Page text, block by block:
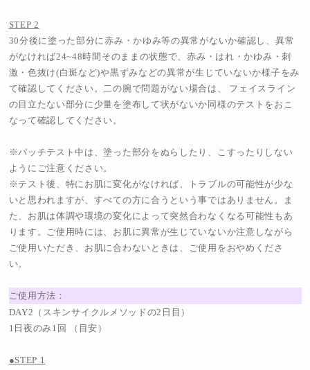
STEP 2
30分後に塗った部分に赤み・かゆみ等の異常がないか確認し、異常
がなければ24~48時間そのままの状態で、赤み・はれ・かゆみ・刺
激・色抜け(白斑など)や黒ずみなどの異常が生じていないか様子をみ
て確認してください。二の腕で問題がない場合は、 フェイスライン
の目立たない部分に少量を塗布して状がないか同様のテストをおこ
なって確認してください。
※パッチテスト中は、塗った部分をぬらしたり、こすったりしない
ようにご注意ください。
※テスト後、特にお肌に変化がなければ、トラブルの可能性が少な
いと思われますが、すべての方に合うという事ではありません。ま
た、お肌は体調や環境の変化によって突然合わなくなる可能性もあ
ります。ご使用時には、お肌に異常が生じていないか注意しながら
ご使用いただき、お肌に合わないときは、ご使用をおやめくださ
い。
ご使用方法：
DAY2（スキンサイクルメソッドの2日目）
1日夜のみ1回 （目安）
●STEP 1